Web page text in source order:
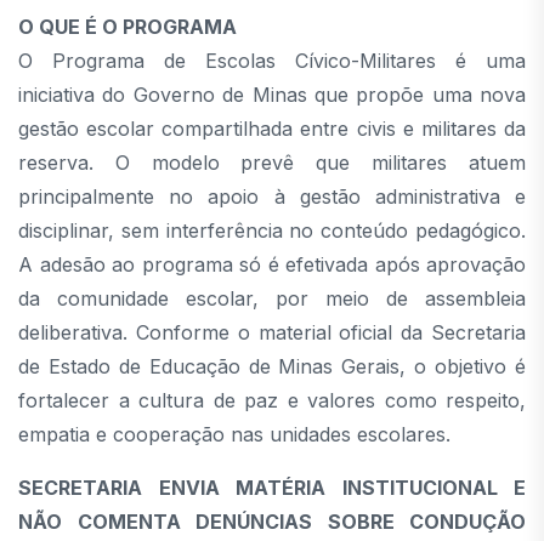
O QUE É O PROGRAMA
O Programa de Escolas Cívico-Militares é uma
iniciativa do Governo de Minas que propõe uma nova
gestão escolar compartilhada entre civis e militares da
reserva. O modelo prevê que militares atuem
principalmente no apoio à gestão administrativa e
disciplinar, sem interferência no conteúdo pedagógico.
A adesão ao programa só é efetivada após aprovação
da comunidade escolar, por meio de assembleia
deliberativa. Conforme o material oficial da Secretaria
de Estado de Educação de Minas Gerais, o objetivo é
fortalecer a cultura de paz e valores como respeito,
empatia e cooperação nas unidades escolares.
SECRETARIA ENVIA MATÉRIA INSTITUCIONAL E
NÃO COMENTA DENÚNCIAS SOBRE CONDUÇÃO